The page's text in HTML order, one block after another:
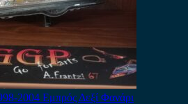
2004 Εμπρός Δεξί Φανάρι